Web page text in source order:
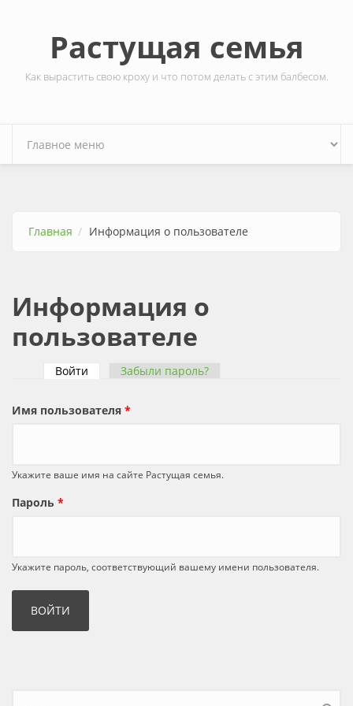
Растущая семья
Как вырастить свою кроху и что потом делать с этим балбесом.
Главная Информация о пользователе
Информация о
пользователе
Войти (активная вкладка)
Забыли пароль?
Имя пользователя *
Укажите ваше имя на сайте Растущая семья.
Пароль *
Укажите пароль, соответствующий вашему имени пользователя.